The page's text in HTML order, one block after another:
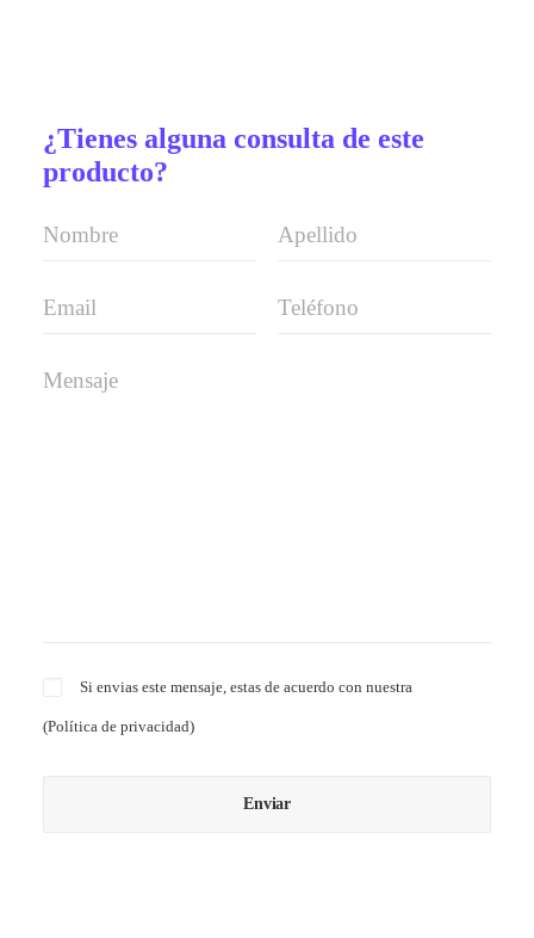
¿Tienes alguna consulta de este
producto?
Si envias este mensaje, estas de acuerdo con nuestra
(Política de privacidad)